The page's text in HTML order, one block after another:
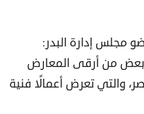
مجلس إدارة البدر:
بعض من أرقى المعارض
والتي تعرض أعمالًا فنية